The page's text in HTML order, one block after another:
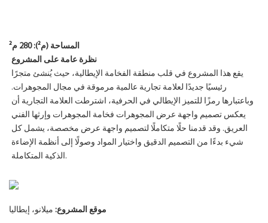
المساحة (م²): 280 م²
نظرة عامة على المشروع
يقع هذا المشروع في قلب منطقة الفخامة الإيطالية، حيث يُنشئ متجرًا
رئيسيًا جديدًا لعلامة تجارية عالمية مرموقة في مجال المجوهرات.
وباعتبارها رمزًا للتميز الإيطالي في الحرفية، اشترطت العلامة التجارية أن
يعكس تصميم واجهة عرض المجوهرات فخامة المجوهرات وإرثها الفني
العريق. وقد قدمنا ​​حلًا متكاملًا لتصميم واجهة عرض مخصصة، يشمل كل
شيء بدءًا من التصميم الدقيق واختيار المواد وصولًا إلى أنظمة الإضاءة
الذكية المتكاملة.
موقع المشروع: ميلانو، إيطاليا